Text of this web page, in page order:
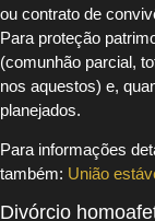
ou contrato de
Para proteção
(comunhão parcial,
nos aquestos) e,
planejados.
Para informações
também: União
Divórcio